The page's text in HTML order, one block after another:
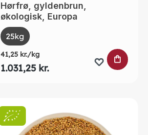
Hørfrø, gyldenbrun,
økologisk, Europa
Select
Size
25kg
41,25 kr./kg
1.031,25 kr.
LÆG I